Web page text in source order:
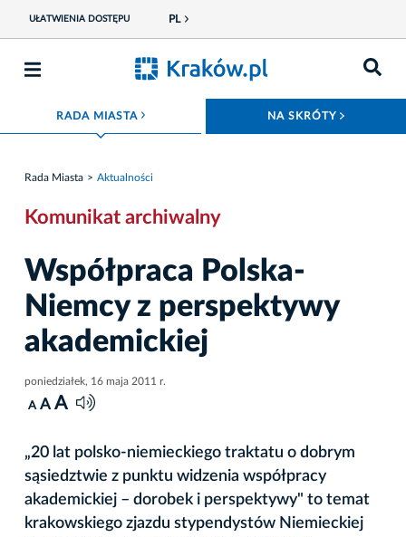
UŁATWIENIA DOSTĘPU PL
RADA MIASTAROZWIŃ MENU NA SKRÓTY
Rada Miasta Aktualności
Komunikat archiwalny
Współpraca Polska-
Niemcy z perspektywy
akademickiej
poniedziałek, 16 maja 2011 r.
A A A
„20 lat polsko-niemieckiego traktatu o dobrym
sąsiedztwie z punktu widzenia współpracy
akademickiej – dorobek i perspektywy" to temat
krakowskiego zjazdu stypendystów Niemieckiej